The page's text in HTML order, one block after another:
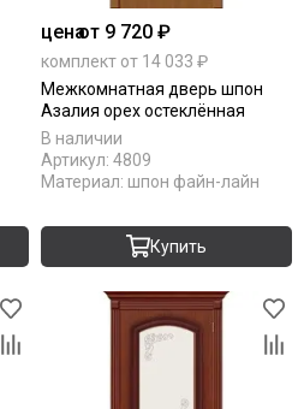
ценаот 9 720 ₽
комплект от 14 033 ₽
Межкомнатная дверь шпон
Азалия орех остеклённая
В наличии
Артикул: 4809
Материал: шпон файн-лайн
Купить